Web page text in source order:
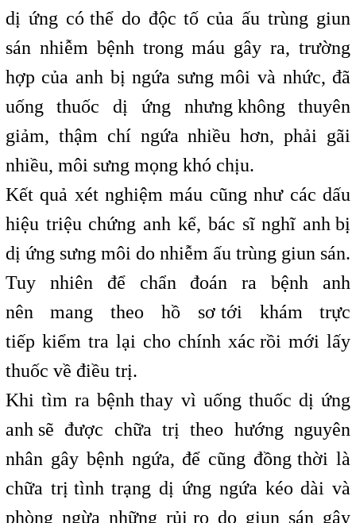
dị ứng có thể do độc tố của ấu trùng giun
sán nhiễm bệnh trong máu gây ra, trường
hợp của anh bị ngứa sưng môi và nhức, đã
uống thuốc dị ứng nhưng không thuyên
giảm, thậm chí ngứa nhiều hơn, phải gãi
nhiều, môi sưng mọng khó chịu.
Kết quả xét nghiệm máu cũng như các dấu
hiệu triệu chứng anh kể, bác sĩ nghĩ anh ,bị
dị ứng sưng môi do nhiễm ấu trùng giun sán.
Tuy nhiên để chẩn đoán ra bệnh anh
nên mang theo hồ sơt tới khám trực
tiếp kiểm tra lại cho chính xác ,rồi mới lấy
thuốc về điều trị.
Khi tìm ra bệnh tthay vì uống thuốc dị ứng
anh sẽ được chữa trị theo hướng nguyên
nhân gây bệnh ngứa, để cũng đồng tthời là
chữa trị tình trạng dị ứng ngứa kéo dài và
phòng ngừa những rủi ro do giun sán gây